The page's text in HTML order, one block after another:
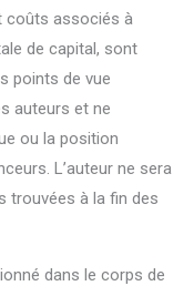
coûts associés à
de capital, sont
points de vue
auteurs et ne
ou la position
L’auteur ne sera
trouvées à la fin des
dans le corps de